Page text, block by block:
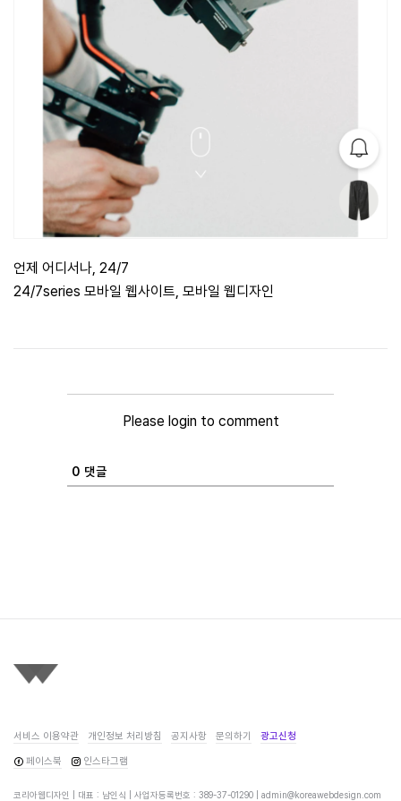
언제 어디서나, 24/7
24/7series 모바일 웹사이트, 모바일 웹디자인
Please login to comment
0 댓글
서비스 이용약관 개인정보 처리방침 공지사항 문의하기 광고신청
페이스북 인스타그램
코리아웹디자인 | 대표 : 남인식 | 사업자등록번호 : 389-37-01290 | admin@koreawebdesign.com